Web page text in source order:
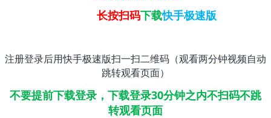
长按扫码下载快手极速版
注册登录后用快手极速版扫一扫二维码（观看两分钟视频自动
跳转观看页面）
不要提前下载登录，下载登录30分钟之内不扫码不跳
转观看页面